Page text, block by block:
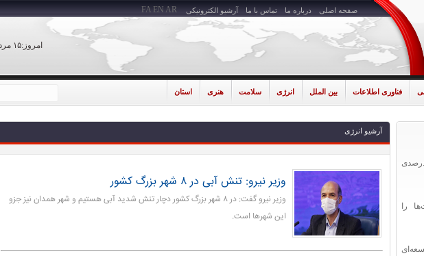
صفحه اصلی درباره ما تماس با ما آرشیو الکترونیکی
امروز:۱۵ مرداد ۰۵
FA EN AR
فناوری اطلاعات بین الملل انرژی سلامت هنری استان
تهرانی‌ها منجر به کاهش ۱۰ درصدی
را
۵۱ پروژه توسعه‌ای
آرشیو انرژی
وزیر نیرو: تنش آبی در ۸ شهر بزرگ کشور
وزیر نیرو گفت: در ۸ شهر بزرگ کشور دچار تنش شدید آبی هستیم و شهر همدان نیز جزو
این شهرها است.